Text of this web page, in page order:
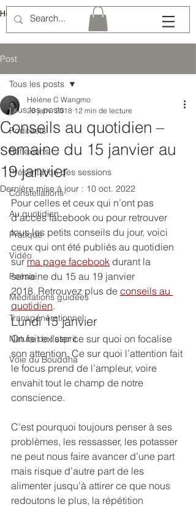
Hélène Lémery
Post
Tous les posts
Podcasts
Réflexions
Présentation des sessions
Constellations
Au quotidien
Pratique
Vidéo
Poésie
Méditations guidées
Transgénérationnel
Nature de l'esprit
Voie du Bouddha
Tous les posts
Conseils au quotidien –
semaine du 15 janvier au
19 janvier
Hélène C Wangmo
20 janv. 2018 12 min de lecture
Dernière mise à jour : 10 oct. 2022
Pour celles et ceux qui n’ont pas
d’accès facebook ou pour retrouver
tous les petits conseils du jour, voici
ceux qui ont été publiés au quotidien
sur ma page facebook durant la
semaine du 15 au 19 janvier
2018. Retrouvez plus de conseils au
quotidien.
Lundi 15 janvier
On fait exister ce sur quoi on focalise
son attention. Ce sur quoi l’attention fait
le focus prend de l’ampleur, voire
envahit tout le champ de notre
conscience.
C’est pourquoi toujours penser à ses
problèmes, les ressasser, les potasser
ne peut nous faire avancer d’une part
mais risque d’autre part de les
alimenter jusqu’à attirer ce que nous
redoutons le plus, la répétition